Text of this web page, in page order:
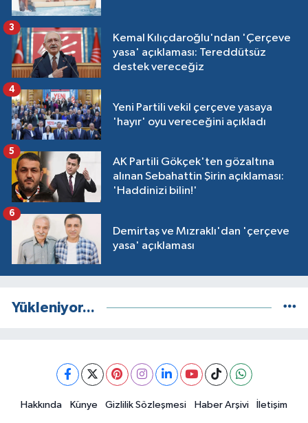
Kemal Kılıçdaroğlu'ndan 'Çerçeve
yasa' açıklaması: Tereddütsüz
destek vereceğiz
3
Yeni Partili vekil çerçeve yasaya
'hayır' oyu vereceğini açıkladı
4
AK Partili Gökçek'ten gözaltına
alınan Sebahattin Şirin açıklaması:
'Haddinizi bilin!'
5
Demirtaş ve Mızraklı'dan 'çerçeve
yasa' açıklaması
6
Yükleniyor...
Hakkında Künye Gizlilik Sözleşmesi Haber Arşivi İletişim